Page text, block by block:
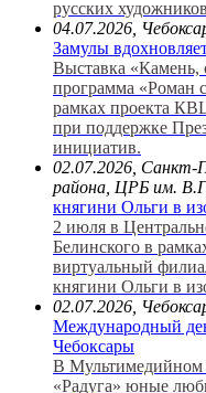
русских
04.07.2026,
Замулы
Выставка «Камень,
программа «Роман
рамках проекта
при поддержке
инициатив.
02.07.2026, Санкт-
района, ЦРБ им.
княгини Ольги в
2 июля в
Белинского в
виртуальный
княгини Ольги в
02.07.2026,
Международный
Чебоксары
В Мультимедийном
«Радуга» юные